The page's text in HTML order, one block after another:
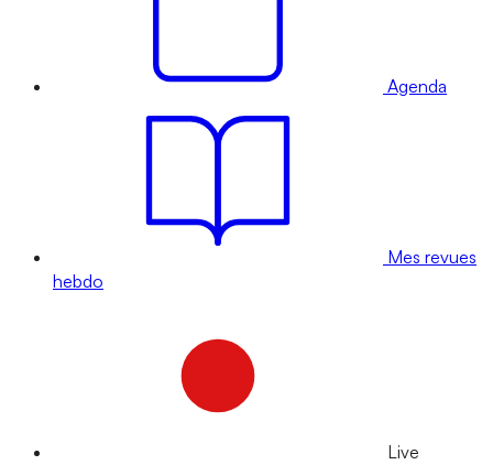
Agenda
Mes revues
hebdo
Live